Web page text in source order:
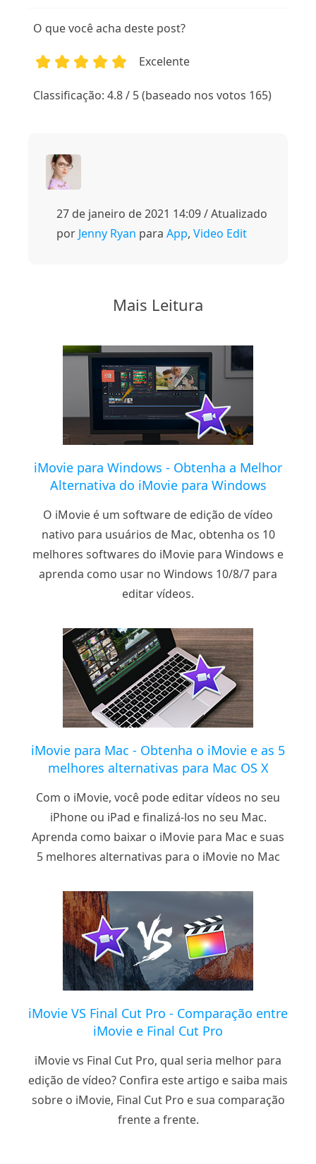
O que você acha deste post?
Excelente
Classificação: 4.8 / 5 (baseado nos votos 165)
27 de janeiro de 2021 14:09 / Atualizado
por Jenny Ryan para App, Video Edit
Mais Leitura
iMovie para Windows - Obtenha a Melhor
Alternativa do iMovie para Windows
O iMovie é um software de edição de vídeo
nativo para usuários de Mac, obtenha os 10
melhores softwares do iMovie para Windows e
aprenda como usar no Windows 10/8/7 para
editar vídeos.
iMovie para Mac - Obtenha o iMovie e as 5
melhores alternativas para Mac OS X
Com o iMovie, você pode editar vídeos no seu
iPhone ou iPad e finalizá-los no seu Mac.
Aprenda como baixar o iMovie para Mac e suas
5 melhores alternativas para o iMovie no Mac
iMovie VS Final Cut Pro - Comparação entre
iMovie e Final Cut Pro
iMovie vs Final Cut Pro, qual seria melhor para
edição de vídeo? Confira este artigo e saiba mais
sobre o iMovie, Final Cut Pro e sua comparação
frente a frente.